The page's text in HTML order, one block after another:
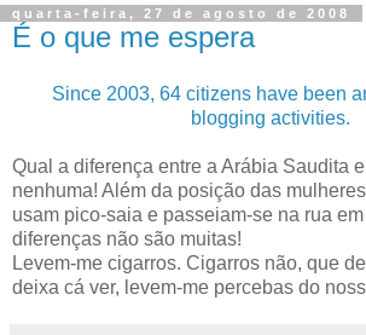
quarta-feira, 27 de agosto de 2008
É o que me espera
Since 2003, 64 citizens have been
blogging activities.
Qual a diferença entre a Arábia Saudita
nenhuma! Além da posição das
usam pico-saia e passeiam-se na rua em
diferenças não são muitas!
Levem-me cigarros. Cigarros não, que
deixa cá ver, levem-me percebas do